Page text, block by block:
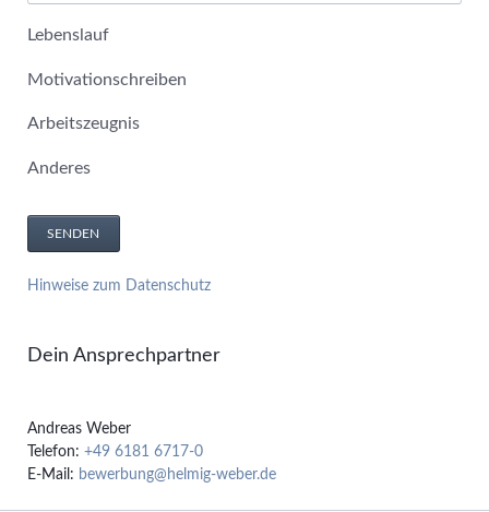
Lebenslauf
Motivationschreiben
Arbeitszeugnis
Anderes
SENDEN
Hinweise zum Datenschutz
Dein Ansprechpartner
Andreas Weber
Telefon: +49 6181 6717-0
E-Mail: bewerbung@helmig-weber.de